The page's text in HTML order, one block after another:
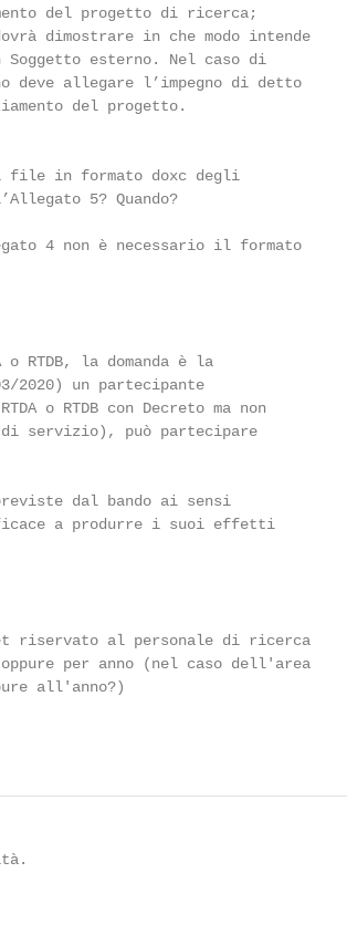
del progetto di ricerca;
dimostrare in che modo intende
Soggetto esterno. Nel caso di
deve allegare l’impegno di detto
del progetto.
file in formato doxc degli
5? Quando?
4 non è necessario il formato
RTDB, la domanda è la
2020) un partecipante
o RTDB con Decreto ma non
servizio), può partecipare
dal bando ai sensi
a produrre i suoi effetti
riservato al personale di ricerca
per anno (nel caso dell'area
all'anno?)